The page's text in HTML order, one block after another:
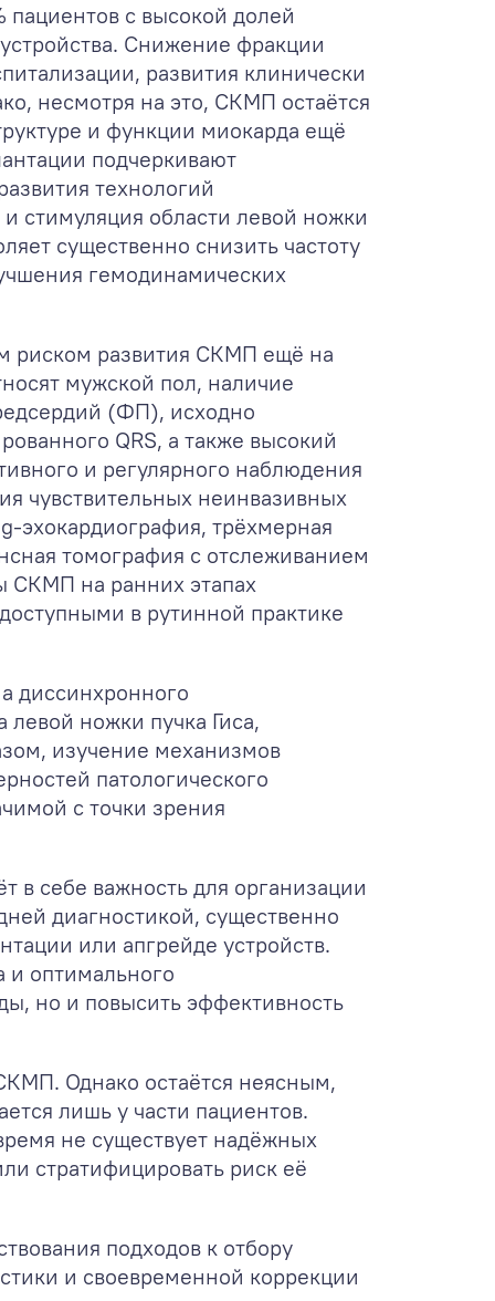
с высокой долей
Снижение фракции
развития клинически
несмотря на это, СКМП остаётся
и функции миокарда ещё
подчеркивают
технологий
стимуляция области левой ножки
существенно снизить частоту
гемодинамических
риском развития СКМП ещё на
мужской пол, наличие
(ФП), исходно
QRS, а также высокий
и регулярного наблюдения
чувствительных неинвазивных
эхокардиография, трёхмерная
томография с отслеживанием
СКМП на ранних этапах
в рутинной практике
диссинхронного
ножки пучка Гиса,
изучение механизмов
патологического
с точки зрения
себе важность для организации
диагностикой, существенно
или апгрейде устройств.
оптимального
но и повысить эффективность
Однако остаётся неясным,
лишь у части пациентов.
не существует надёжных
стратифицировать риск её
подходов к отбору
и своевременной коррекции